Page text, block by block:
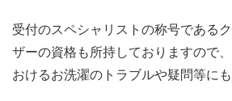
受付のスペシャリストの称号である
ザーの資格も所持しておりますので
おけるお洗濯のトラブルや疑問等に